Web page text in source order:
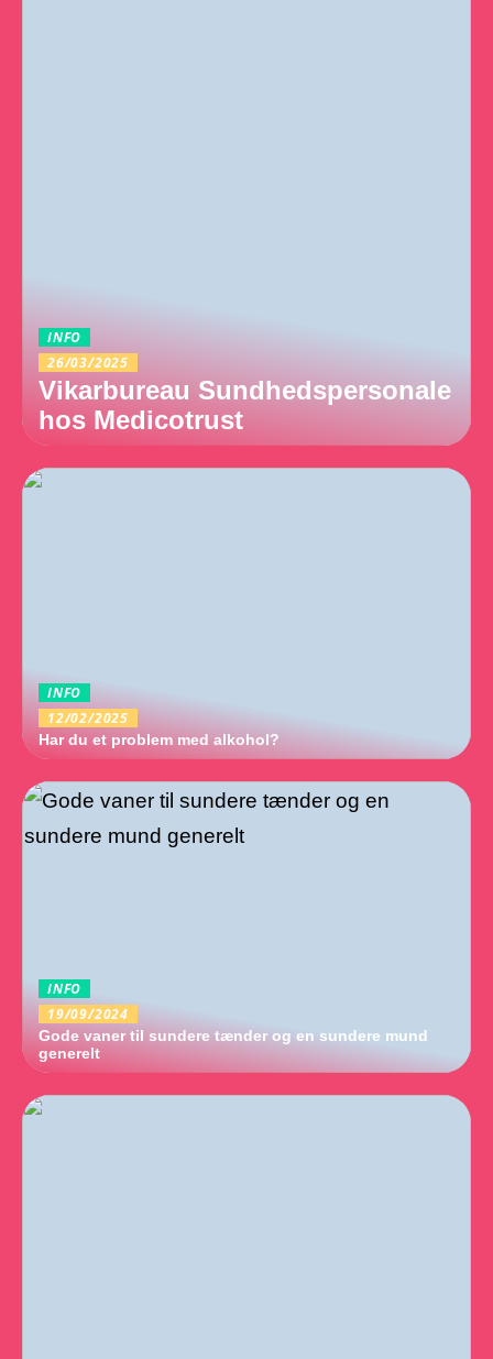
INFO
26/03/2025
Vikarbureau Sundhedspersonale
hos Medicotrust
INFO
12/02/2025
Har du et problem med alkohol?
INFO
19/09/2024
Gode vaner til sundere tænder og en sundere mund
generelt